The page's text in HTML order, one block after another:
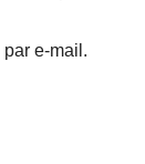
e-mail.